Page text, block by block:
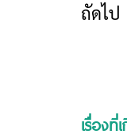
ถัดไป
เรื่องที่